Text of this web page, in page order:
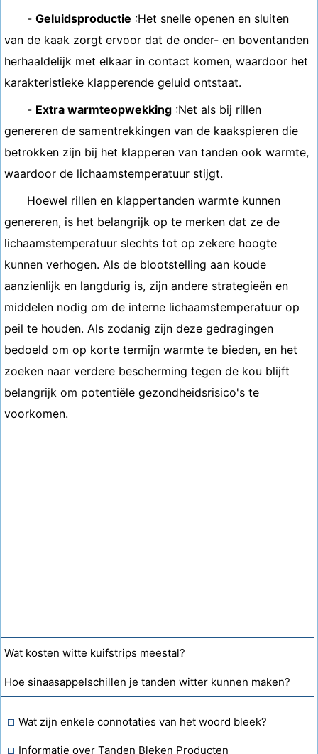
- Geluidsproductie :Het snelle openen en sluiten
van de kaak zorgt ervoor dat de onder- en boventanden
herhaaldelijk met elkaar in contact komen, waardoor het
karakteristieke klapperende geluid ontstaat.
- Extra warmteopwekking :Net als bij rillen
genereren de samentrekkingen van de kaakspieren die
betrokken zijn bij het klapperen van tanden ook warmte,
waardoor de lichaamstemperatuur stijgt.
Hoewel rillen en klappertanden warmte kunnen
genereren, is het belangrijk op te merken dat ze de
lichaamstemperatuur slechts tot op zekere hoogte
kunnen verhogen. Als de blootstelling aan koude
aanzienlijk en langdurig is, zijn andere strategieën en
middelen nodig om de interne lichaamstemperatuur op
peil te houden. Als zodanig zijn deze gedragingen
bedoeld om op korte termijn warmte te bieden, en het
zoeken naar verdere bescherming tegen de kou blijft
belangrijk om potentiële gezondheidsrisico's te
voorkomen.
Wat kosten witte kuifstrips meestal?
Hoe sinaasappelschillen je tanden witter kunnen maken?
Wat zijn enkele connotaties van het woord bleek?
Informatie over Tanden Bleken Producten